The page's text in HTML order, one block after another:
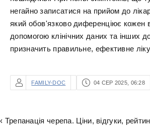
негайно записатися на прийом до
який обов'язково диференціює кожен
допомогою клінічних даних та інших
призначить правильне, ефективне
FAMILY-DOC 04 СЕР 2025, 06:28
‹ Трепанація черепа. Ціни, відгуки,